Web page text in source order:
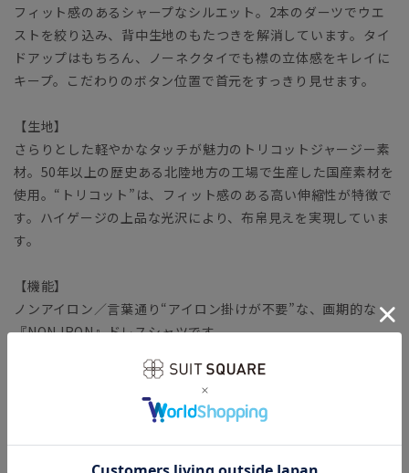
フィット感のあるシャープなシルエット。2本のダーツでウエ
ストを絞り込み、背中生地のもたつきを解消しています。タイ
ドアップはもちろん、ノーネクタイでも襟の立体感をキレイに
キープ。こだわりのボタン位置で首元をすっきり見せます。
【生地】
さらりとした軽やかなタッチが魅力のトリコットジャージー素
材。50年以上の歴史ある北陸地方の工場で生産した国産素材を
使用。“トリコット”は、フィット感のある高い伸縮性が特徴で
す。ハイゲージの上品な光沢により、布帛見えを実現していま
す。
【機能】
ノンアイロン／言葉通り“アイロン掛けが不要”な、画期的な
『NON IRON』ドレスシャツです。
ストレッチ／タテヨコに伸びる優れた伸縮性により快適な着心
防シワ／着用中シワになりにくく、洗濯後に残りがちなシワも
防ぎます。
速乾／汗をかいてもさらりとした着心地が持続。夜洗って、朝